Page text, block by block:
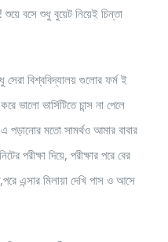
বসে শুধু বুয়েট নিয়েই চিন্তা
বিশ্ববিদ্যালয় গুলোর ফর্ম ই
ভালো ভার্সিটিতে চান্স না পেলে
পড়ানোর মতো সামর্থও আমার বাবার
পরীক্ষা দিয়ে, পরীক্ষার পরে বের
এন্সার মিলায়া দেখি পাস ও আসে